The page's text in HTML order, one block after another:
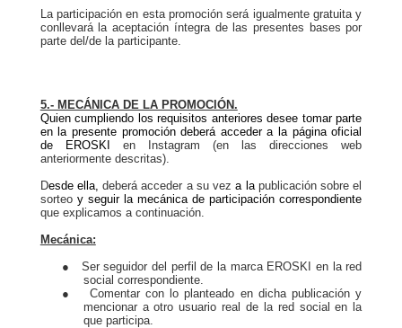
La participación en esta promoción será igualmente gratuita y
conllevará la aceptación íntegra de las presentes bases por
parte del/de la participante.
5.- MECÁNICA DE LA PROMOCIÓN.
Quien cumpliendo los requisitos anteriores desee tomar parte
en la presente promoción deberá acceder a la página oficial
de EROSKI en Instagram (en las direcciones web
anteriormente descritas).
Desde ella,deberá acceder a su veza la publicación sobre el
sorteo y seguir la mecánica de participación correspondiente
que explicamos a continuación.
Mecánica:
●
Ser seguidor del perfil de la marca EROSKI en la red
social correspondiente.
●
Comentar con lo planteado en dicha publicación y
mencionar a otro usuario real de la red social en la
que participa.